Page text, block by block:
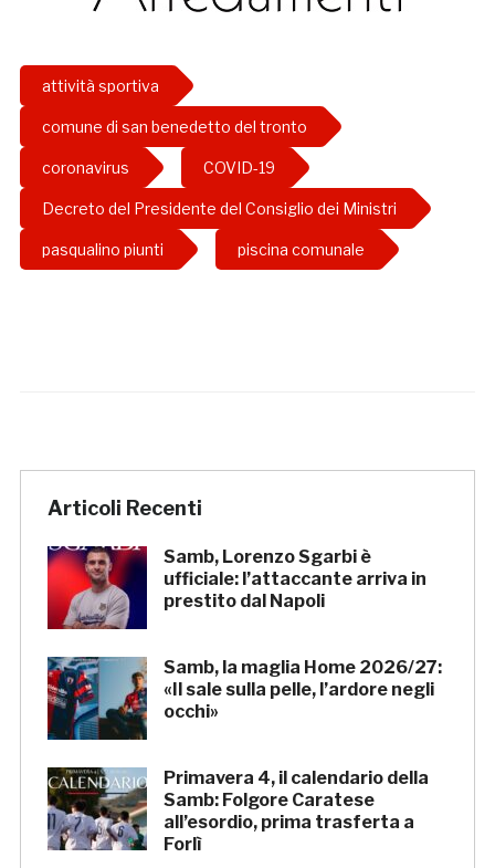
attività sportiva
comune di san benedetto del tronto
coronavirus COVID-19
Decreto del Presidente del Consiglio dei Ministri
pasqualino piunti piscina comunale
Articoli Recenti
Samb, Lorenzo Sgarbi è
ufficiale: l’attaccante arriva in
prestito dal Napoli
Samb, la maglia Home 2026/27:
«Il sale sulla pelle, l’ardore negli
occhi»
Primavera 4, il calendario della
Samb: Folgore Caratese
all’esordio, prima trasferta a
Forlì